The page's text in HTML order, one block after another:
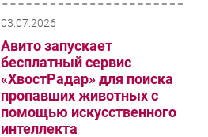
03.07.2026
Авито запускает
бесплатный сервис
«ХвостРадар» для поиска
пропавших животных с
помощью искусственного
интеллекта